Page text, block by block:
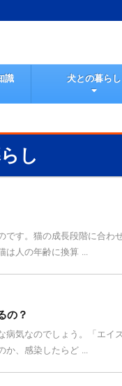
識 犬との暮らし
し
す。猫の成長段階に合わ
は人の年齢に換算 ...
の？
気なのでしょう。「エイ
か、感染したらど ...